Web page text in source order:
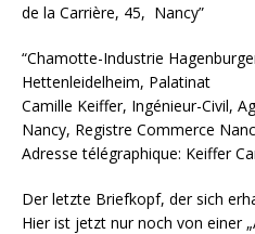
de la Carrière, 45, Nancy”
“Chamotte-Industrie
Hettenleidelheim, Palatinat
Camille Keiffer, Ingénieur-Civil,
Nancy, Registre Commerce
Adresse télégraphique: Keiffer
Der letzte Briefkopf, der sich
Hier ist jetzt nur noch von einer